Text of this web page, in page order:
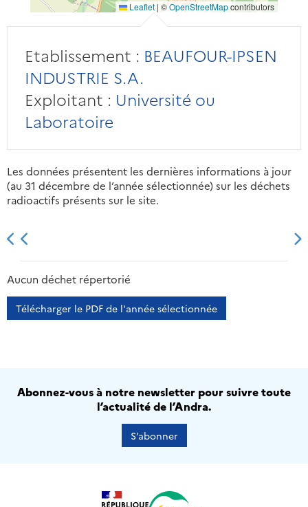
Leaflet | ©OpenStreetMapcontributors
Etablissement : BEAUFOUR-IPSEN
INDUSTRIE S.A.
Exploitant : Université ou
Laboratoire
Les données présentent les dernières informations à jour
(au 31 décembre de l’année sélectionnée) sur les déchets
radioactifs présents sur le site.
2013 2014
Aucun déchet répertorié
Télécharger le PDF de l'année sélectionnée
Abonnez-vous à notre newsletter pour suivre toute
l’actualité de l’Andra.
S’abonner